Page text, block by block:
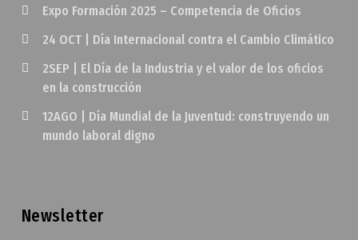
Expo Formación 2025 – Competencia de Oficios
24 OCT | Día Internacional contra el Cambio Climático
2SEP | El Día de la Industria y el valor de los oficios
en la construcción
12AGO | Día Mundial de la Juventud: construyendo un
mundo laboral digno
Newsletter